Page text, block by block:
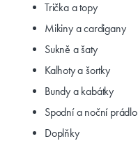
Trička a topy
Mikiny a cardigany
Sukně a šaty
Kalhoty a šortky
Bundy a kabátky
Spodní a noční prádlo
Doplňky